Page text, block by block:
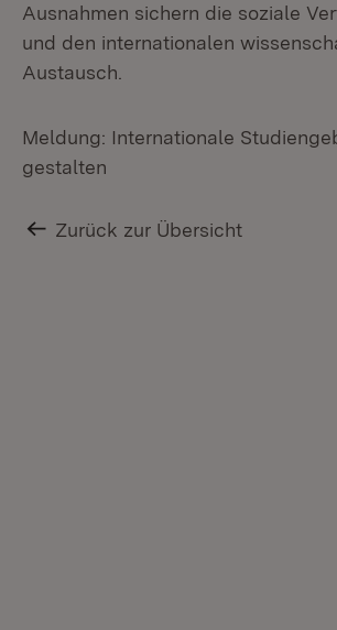
Ausnahmen sichern die soziale
und den internationalen
Austausch.
Meldung: Internationale
gestalten
Zurück zur Übersicht